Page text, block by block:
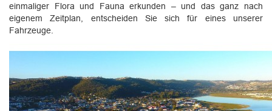
einmaliger Flora und Fauna erkunden – und das ganz nach
eigenem Zeitplan, entscheiden Sie sich für eines unserer
Fahrzeuge.